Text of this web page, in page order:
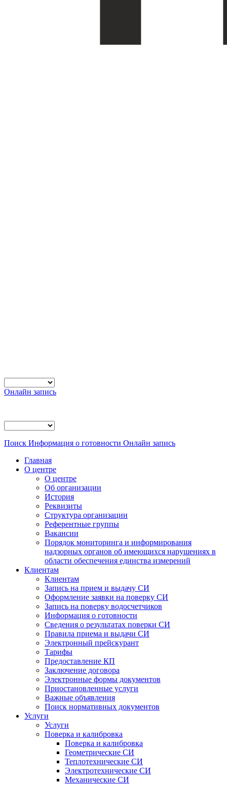
Онлайн запись
Поиск Информация о готовности Онлайн запись
Главная
О центре
О центре
Об организации
История
Реквизиты
Структура организации
Референтные группы
Вакансии
Порядок мониторинга и информирования
надзорных органов об имеющихся нарушениях в
области обеспечения единства измерений
Клиентам
Клиентам
Запись на прием и выдачу СИ
Оформление заявки на поверку СИ
Запись на поверку водосчетчиков
Информация о готовности
Сведения о результатах поверки СИ
Правила приема и выдачи СИ
Электронный прейскурант
Тарифы
Предоставление КП
Заключение договора
Электронные формы документов
Приостановленные услуги
Важные объявления
Поиск нормативных документов
Услуги
Услуги
Поверка и калибровка
Поверка и калибровка
Геометрические СИ
Теплотехнические СИ
Электротехнические СИ
Механические СИ